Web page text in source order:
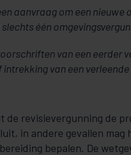
aanvraag om een nieuwe
één
van een eerder
intrekking van een
de revisievergunning de
in andere gevallen mag
bepalen. De